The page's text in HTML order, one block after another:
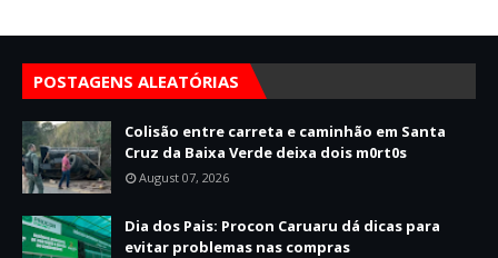
POSTAGENS ALEATÓRIAS
Colisão entre carreta e caminhão em Santa
Cruz da Baixa Verde deixa dois m0rt0s
August 07, 2026
Dia dos Pais: Procon Caruaru dá dicas para
evitar problemas nas compras